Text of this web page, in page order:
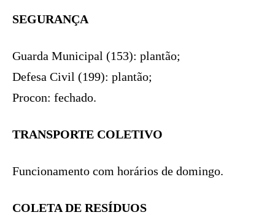
SEGURANÇA
Guarda Municipal (153): plantão;
Defesa Civil (199): plantão;
Procon: fechado.
TRANSPORTE COLETIVO
Funcionamento com horários de domingo.
COLETA DE RESÍDUOS